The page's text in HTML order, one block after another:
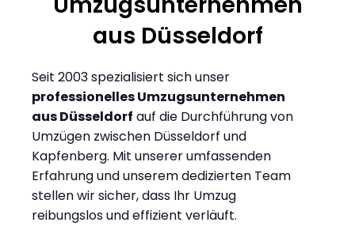
aus Düsseldorf
Seit 2003 spezialisiert sich unser
professionelles Umzugsunternehmen
aus Düsseldorf auf die Durchführung von
Umzügen zwischen Düsseldorf und
Kapfenberg. Mit unserer umfassenden
Erfahrung und unserem dedizierten Team
stellen wir sicher, dass Ihr Umzug
reibungslos und effizient verläuft.